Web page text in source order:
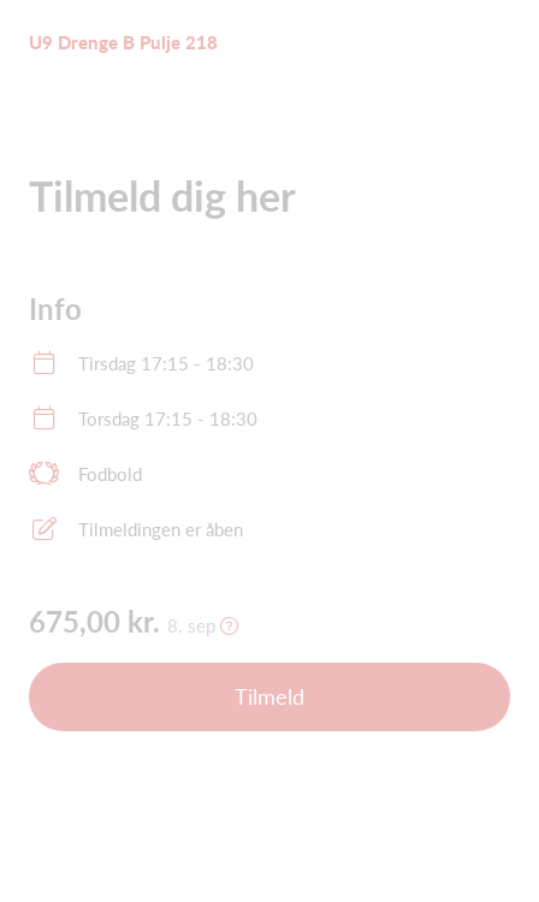
U9 Drenge B Pulje 218
Tilmeld dig her
Info
Tirsdag 17:15 - 18:30
Torsdag 17:15 - 18:30
Fodbold
Tilmeldingen er åben
675,00 kr. 8. sep
Tilmeld